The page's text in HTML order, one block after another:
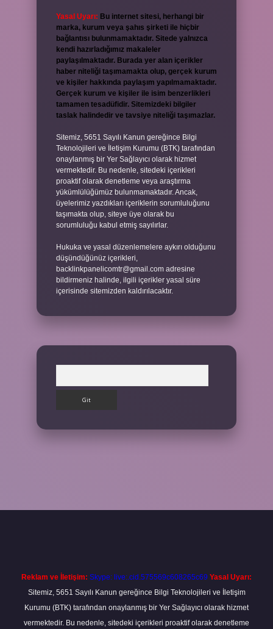
Yasal Uyarı: Bu internet sitesi, herhangi bir
marka, kurum veya şahıs şirketi ile hiçbir
bağlantısı bulunmamaktadır. Sitede yalnızca
kendi hazırladığımız makaleler
paylaşılmaktadır. Burada yer alan içerikler
haber niteliği taşımamakta olup, gerçek kurum
ve kişiler hakkında paylaşım yapılmamaktadır.
Gerçek kurum ve kişiler ile isim benzerlikleri
tamamen tesadüfidir. Sitemizdeki bilgiler
taslak halindedir ve tavsiye niteliği taşımazlar.
Sitemiz, 5651 Sayılı Kanun gereğince Bilgi
Teknolojileri ve İletişim Kurumu (BTK) tarafından
onaylanmış bir Yer Sağlayıcı olarak hizmet
vermektedir. Bu nedenle, sitedeki içerikleri
proaktif olarak denetleme veya araştırma
yükümlülüğümüz bulunmamaktadır. Ancak,
üyelerimiz yazdıkları içeriklerin sorumluluğunu
taşımakta olup, siteye üye olarak bu
sorumluluğu kabul etmiş sayılırlar.
Hukuka ve yasal düzenlemelere aykırı olduğunu
düşündüğünüz içerikleri,
backlinkpanelicomtr@gmail.com adresine
bildirmeniz halinde, ilgili içerikler yasal süre
içerisinde sitemizden kaldırılacaktır.
Reklam ve İletişim: Skype: live:.cid.575569c608265c69 Yasal Uyarı:
Sitemiz, 5651 Sayılı Kanun gereğince Bilgi Teknolojileri ve İletişim
Kurumu (BTK) tarafından onaylanmış bir Yer Sağlayıcı olarak hizmet
vermektedir. Bu nedenle, sitedeki içerikleri proaktif olarak denetleme